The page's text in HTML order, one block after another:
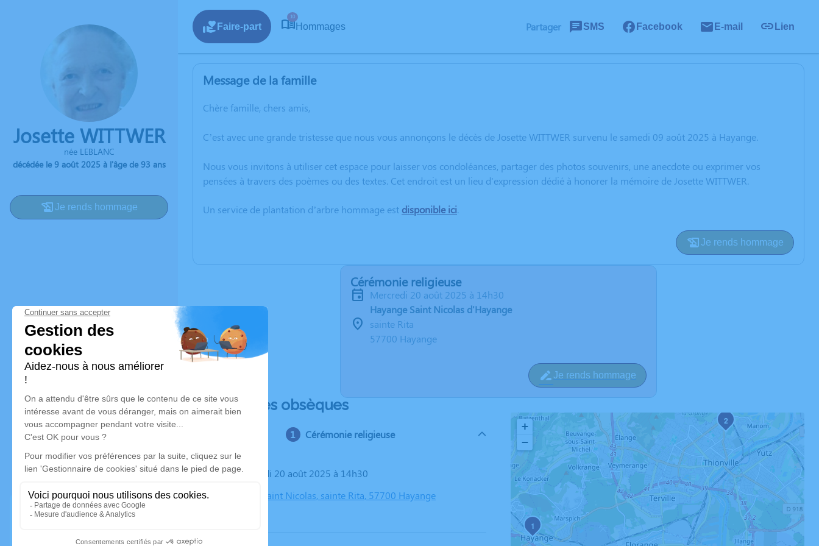
Josette WITTWER
née LEBLANC
décédée le 9 août 2025 à l'âge de 93 ans
Je rends hommage
Faire-part
10
Hommages Partager SMS Facebook E-mail Lien
Message de la famille
Chère famille, chers amis,
C’est avec une grande tristesse que nous vous annonçons le décès de Josette WITTWER survenu le samedi 09 août 2025 à Hayange.
Nous vous invitons à utiliser cet espace pour laisser vos condoléances, partager des photos souvenirs, une anecdote ou exprimer vos
pensées à travers des poèmes ou des textes. Cet endroit est un lieu d'expression dédié à honorer la mémoire de Josette WITTWER.
Un service de plantation d’arbre hommage est disponible ici.
Je rends hommage
Cérémonie religieuse
mercredi 20 août 2025 à 14h30
Hayange Saint Nicolas d'Hayange
sainte Rita
57700 Hayange
Je rends hommage
Déroulé des obsèques
Cérémonie religieuse
Le mercredi 20 août 2025 à 14h30
Hayange Saint Nicolas, sainte Rita, 57700 Hayange
1
2
+
−